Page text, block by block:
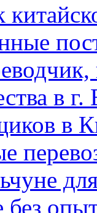
в
в
без